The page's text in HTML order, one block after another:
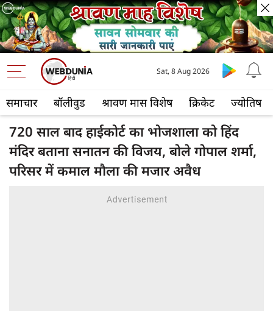
समाचार बॉलीवुड श्रावण मास विशेष क्रिकेट ज्योतिष
Sat, 8 Aug 2026
720 साल बाद हाईकोर्ट का भोजशाला को हिंद
मंदिर बताना सनातन की विजय, बोले गोपाल शर्मा,
परिसर में कमाल मौला की मजार अवैध